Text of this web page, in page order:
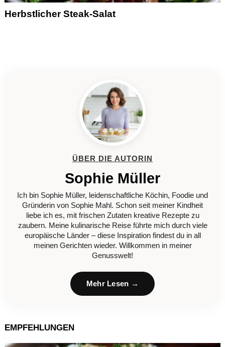
Herbstlicher Steak-Salat
ÜBER DIE AUTORIN
Sophie Müller
Ich bin Sophie Müller, leidenschaftliche Köchin, Foodie und
Gründerin von Sophie Mahl. Schon seit meiner Kindheit
liebe ich es, mit frischen Zutaten kreative Rezepte zu
zaubern. Meine kulinarische Reise führte mich durch viele
europäische Länder – diese Inspiration findest du in all
meinen Gerichten wieder. Willkommen in meiner
Genusswelt!
Mehr Lesen →
EMPFEHLUNGEN